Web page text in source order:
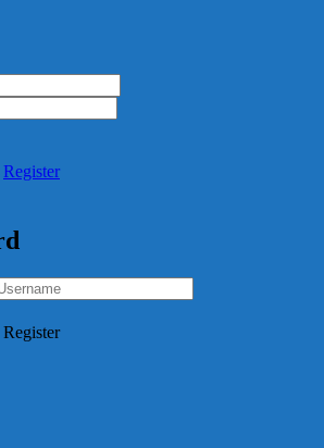
Register
Register